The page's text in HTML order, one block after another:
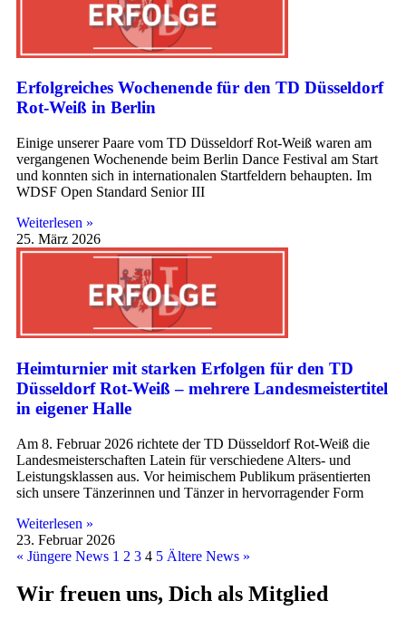
Erfolgreiches Wochenende für den TD Düsseldorf
Rot-Weiß in Berlin
Einige unserer Paare vom TD Düsseldorf Rot-Weiß waren am
vergangenen Wochenende beim Berlin Dance Festival am Start
und konnten sich in internationalen Startfeldern behaupten. Im
WDSF Open Standard Senior III
Weiterlesen »
25. März 2026
Heimturnier mit starken Erfolgen für den TD
Düsseldorf Rot-Weiß – mehrere Landesmeistertitel
in eigener Halle
Am 8. Februar 2026 richtete der TD Düsseldorf Rot-Weiß die
Landesmeisterschaften Latein für verschiedene Alters- und
Leistungsklassen aus. Vor heimischem Publikum präsentierten
sich unsere Tänzerinnen und Tänzer in hervorragender Form
Weiterlesen »
23. Februar 2026
« Jüngere News 1 2 3 4 5 Ältere News »
Wir freuen uns, Dich als Mitglied